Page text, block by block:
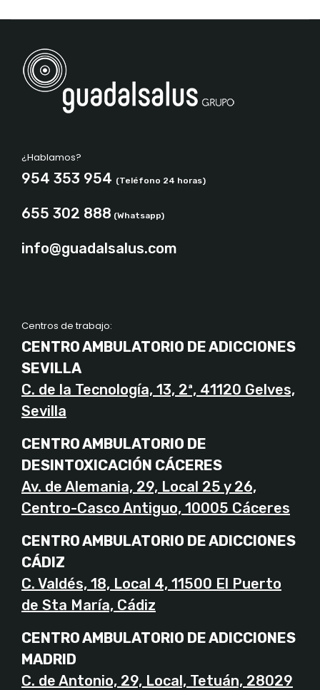
¿Hablamos?
954 353 954 (Teléfono 24 horas)
655 302 888 (Whatsapp)
info@guadalsalus.com
Centros de trabajo:
CENTRO AMBULATORIO DE ADICCIONES
SEVILLA
C. de la Tecnología, 13, 2ª, 41120 Gelves,
Sevilla
CENTRO AMBULATORIO DE
DESINTOXICACIÓN CÁCERES
Av. de Alemania, 29, Local 25 y 26,
Centro-Casco Antiguo, 10005 Cáceres
CENTRO AMBULATORIO DE ADICCIONES
CÁDIZ
C. Valdés, 18, Local 4, 11500 El Puerto
de Sta María, Cádiz
CENTRO AMBULATORIO DE ADICCIONES
MADRID
C. de Antonio, 29, Local, Tetuán, 28029